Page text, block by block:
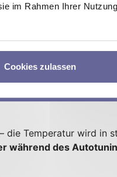
im Rahmen Ihrer Nutzung
Cookies zulassen
Peltier-
deaktiviert.
die Temperatur wird in
während des